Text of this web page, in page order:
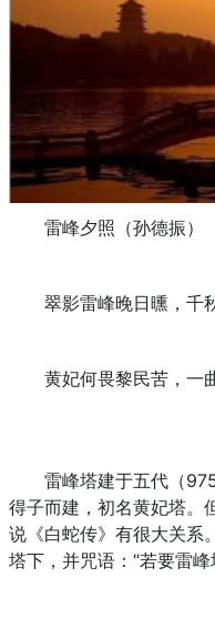
雷峰夕照（孙德振）
翠影雷峰晚日曛，千秋
黄妃何畏黎民苦，一曲
雷峰塔建于五代（975
得子而建，初名黄妃塔。
说《白蛇传》有很大关系
塔下，并咒语：“若要雷